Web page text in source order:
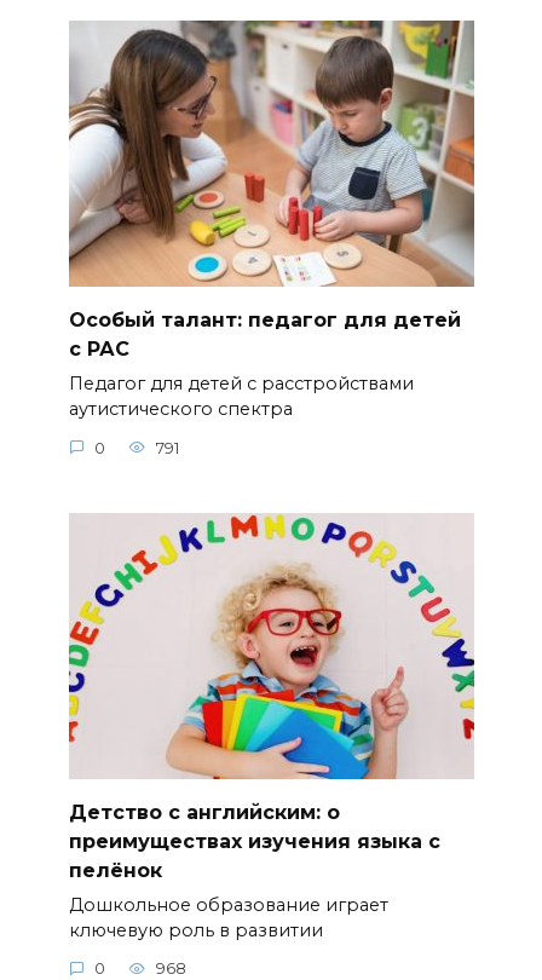
Особый талант: педагог для детей
с РАС
Педагог для детей с расстройствами
аутистического спектра
0 791
Детство с английским: о
преимуществах изучения языка с
пелёнок
Дошкольное образование играет
ключевую роль в развитии
0 968